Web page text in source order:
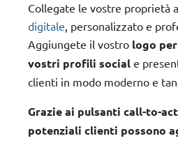
Collegate le vostre proprietà
digitale, personalizzato e
Aggiungete il vostro logo
vostri profili social e
clienti in modo moderno e
Grazie ai pulsanti call-to-
potenziali clienti possono